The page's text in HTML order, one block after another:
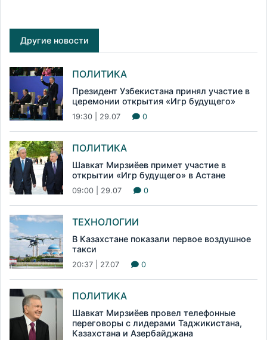
Другие новости
ПОЛИТИКА
Президент Узбекистана принял участие в
церемонии открытия «Игр будущего»
19:30 | 29.07 0
ПОЛИТИКА
Шавкат Мирзиёев примет участие в
открытии «Игр будущего» в Астане
09:00 | 29.07 0
ТЕХНОЛОГИИ
В Казахстане показали первое воздушное
такси
20:37 | 27.07 0
ПОЛИТИКА
Шавкат Мирзиёев провел телефонные
переговоры с лидерами Таджикистана,
Казахстана и Азербайджана